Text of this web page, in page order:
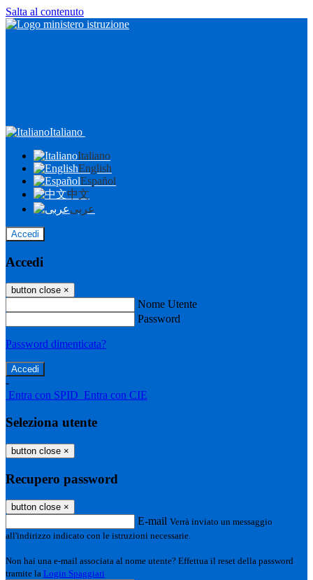
Salta al contenuto
Italiano
Italiano
English
Español
中文
عربى
Accedi
Accedi
button close ×
Nome Utente
Password
Password dimenticata?
-
Entra con SPID Entra con CIE
Seleziona utente
button close ×
Recupero password
button close ×
E-mail Verrà inviato un messaggio
all'indirizzo indicato con le istruzioni necessarie.
Non hai una e-mail associata al nome utente? Effettua il reset della password
tramite la Login Spaggiari